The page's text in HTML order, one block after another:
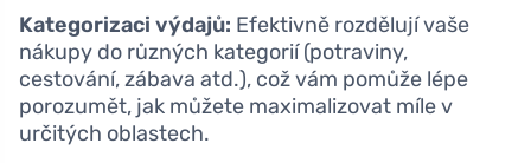
Kategorizaci výdajů: Efektivně rozdělují vaše
nákupy do různých kategorií (potraviny,
cestování, zábava atd.), což vám pomůže lépe
porozumět, jak můžete maximalizovat míle v
určitých oblastech.